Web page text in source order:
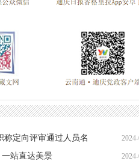
称定向评审通过人员名
站直达美景